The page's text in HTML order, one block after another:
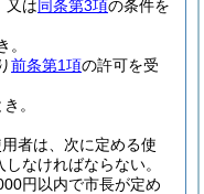
又は同条第3項の条件を
。
前条第1項の許可を受
。
者は、次に定める使
なければならない。
円以内で市長が定め